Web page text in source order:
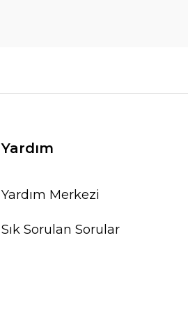
Yardım
Yardım Merkezi
Sık Sorulan Sorular